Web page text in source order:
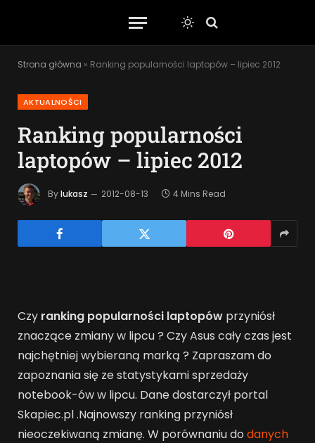
Strona główna » Ranking popularności laptopów – lipiec 2012
AKTUALNOŚCI
Ranking popularności
laptopów – lipiec 2012
Bylukasz 2012-08-13 4 Mins Read
Czy ranking popularności laptopów przyniósł
znaczące zmiany w lipcu ? Czy Asus cały czas jest
najchętniej wybieraną marką ? Zapraszam do
zapoznania się ze statystykami sprzedaży
notebook-ów w lipcu. Dane dostarczył portal
Skapiec.pl .Najnowszy ranking przyniósł
nieoczekiwaną zmianę. W porównaniu do danych